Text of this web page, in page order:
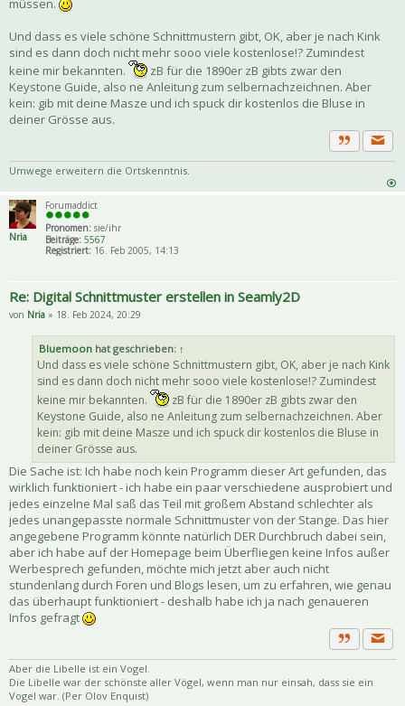
müssen.
Und dass es viele schöne Schnittmustern gibt, OK, aber je nach Kink
sind es dann doch nicht mehr sooo viele kostenlose!? Zumindest
keine mir bekannten.
zB für die 1890er zB gibts zwar den
Keystone Guide, also ne Anleitung zum selbernachzeichnen. Aber
kein: gib mit deine Masze und ich spuck dir kostenlos die Bluse in
deiner Grösse aus.
Zitat
Umwege erweitern die Ortskenntnis.
Nria
Forumaddict
Pronomen: sie/ihr
Beiträge: 5567
Registriert: 16. Feb 2005, 14:13
Re: Digital Schnittmuster erstellen in Seamly2D
von Nria » 18. Feb 2024, 20:29
Bluemoon hat geschrieben: ↑
Und dass es viele schöne Schnittmustern gibt, OK, aber je nach Kink
sind es dann doch nicht mehr sooo viele kostenlose!? Zumindest
keine mir bekannten.
zB für die 1890er zB gibts zwar den
Keystone Guide, also ne Anleitung zum selbernachzeichnen. Aber
kein: gib mit deine Masze und ich spuck dir kostenlos die Bluse in
deiner Grösse aus.
Die Sache ist: Ich habe noch kein Programm dieser Art gefunden, das
wirklich funktioniert - ich habe ein paar verschiedene ausprobiert und
jedes einzelne Mal saß das Teil mit großem Abstand schlechter als
jedes unangepasste normale Schnittmuster von der Stange. Das hier
angegebene Programm könnte natürlich DER Durchbruch dabei sein,
aber ich habe auf der Homepage beim Überfliegen keine Infos außer
Werbesprech gefunden, möchte mich jetzt aber auch nicht
stundenlang durch Foren und Blogs lesen, um zu erfahren, wie genau
das überhaupt funktioniert - deshalb habe ich ja nach genaueren
Infos gefragt
Zitat
Aber die Libelle ist ein Vogel.
Die Libelle war der schönste aller Vögel, wenn man nur einsah, dass sie ein
Vogel war. (Per Olov Enquist)